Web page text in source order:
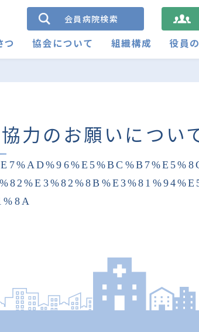
会員病院検索
つ 協会について 組織構成 役員
力のお願いについ